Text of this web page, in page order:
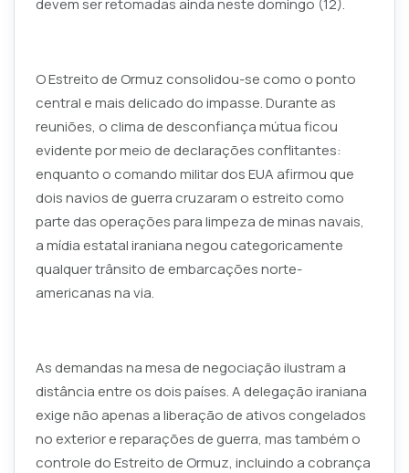
O Estreito de Ormuz consolidou-se como o ponto
central e mais delicado do impasse. Durante as
reuniões, o clima de desconfiança mútua ficou
evidente por meio de declarações conflitantes:
enquanto o comando militar dos EUA afirmou que
dois navios de guerra cruzaram o estreito como
parte das operações para limpeza de minas navais,
a mídia estatal iraniana negou categoricamente
qualquer trânsito de embarcações norte-
americanas na via.
As demandas na mesa de negociação ilustram a
distância entre os dois países. A delegação iraniana
exige não apenas a liberação de ativos congelados
no exterior e reparações de guerra, mas também o
controle do Estreito de Ormuz, incluindo a cobrança